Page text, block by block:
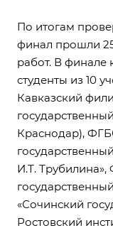
По итогам
финал прошли
работ. В финале
студенты из 10
Кавказский
Краснодар),
И.Т.
«Сочинский
Ростовский